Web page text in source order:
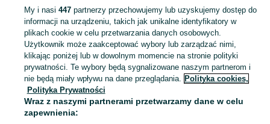
KATEGORIA
Sprzedaż zwierząt akwariowych Rumia ▶️ Rybki ozdobne, krewetki i ślimaki itd. ☝ Sprawdź aktualne oferty hodowców w atrakcyjnych cenach na OLX.pl! Zobacz
Mapa kategorii
Mapa miejscowości
Mapa ministron
My i nasi 447partnerzy przechowujemy lub uzyskujemy dostęp do
informacji na urządzeniu, takich jak unikalne identyfikatory w
plikach cookie w celu przetwarzania danych osobowych.
Użytkownik może zaakceptować wybory lub zarządzać nimi,
klikając poniżej lub w dowolnym momencie na stronie polityki
prywatności. Te wybory będą sygnalizowane naszym partnerom i
nie będą miały wpływu na dane przeglądania. Polityka cookies,
Polityka Prywatności
Wraz z naszymi partnerami przetwarzamy dane w celu
zapewnienia: